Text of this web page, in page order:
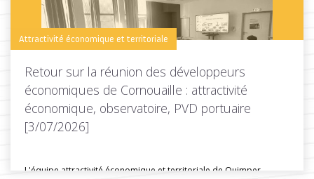
Attractivité économique et territoriale
Retour sur la réunion des développeurs
économiques de Cornouaille : attractivité
économique, observatoire, PVD portuaire
[3/07/2026]
L'équipe attractivité économique et territoriale de Quimper